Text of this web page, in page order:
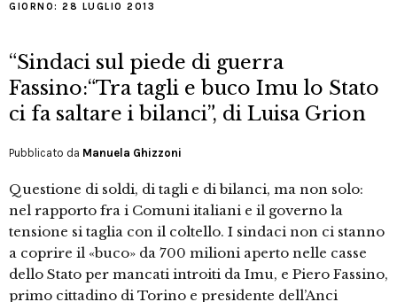
GIORNO: 28 LUGLIO 2013
“Sindaci sul piede di guerra
Fassino:“Tra tagli e buco Imu lo Stato
ci fa saltare i bilanci”, di Luisa Grion
Pubblicato da Manuela Ghizzoni
Questione di soldi, di tagli e di bilanci, ma non solo:
nel rapporto fra i Comuni italiani e il governo la
tensione si taglia con il coltello. I sindaci non ci stanno
a coprire il «buco» da 700 milioni aperto nelle casse
dello Stato per mancati introiti da Imu, e Piero Fassino,
primo cittadino di Torino e presidente dell’Anci